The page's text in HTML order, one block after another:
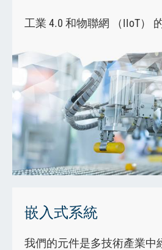
工業 4.0 和物聯網 （IIoT）
嵌入式系統
我們的元件是多技術產業中